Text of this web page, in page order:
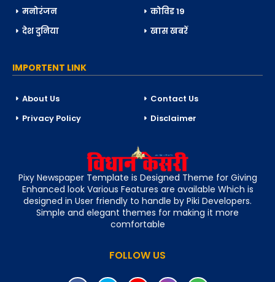
मनोरंजन
कोविड 19
देश दुनिया
खास खबरें
IMPORTENT LINK
About Us
Contact Us
Privacy Policy
Disclaimer
Pixy Newspaper Template is Designed Theme for Giving
Enhanced look Various Features are available Which is
designed in User friendly to handle by Piki Developers.
Simple and elegant themes for making it more
comfortable
FOLLOW US